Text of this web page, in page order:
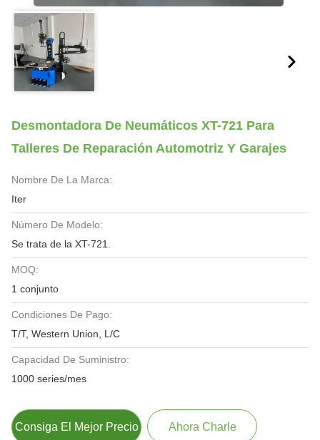
Desmontadora De Neumáticos XT-721 Para
Talleres De Reparación Automotriz Y Garajes
Nombre De La Marca:
Iter
Número De Modelo:
Se trata de la XT-721.
MOQ:
1 conjunto
Condiciones De Pago:
T/T, Western Union, L/C
Capacidad De Suministro:
1000 series/mes
Consiga El Mejor Precio Ahora Charle